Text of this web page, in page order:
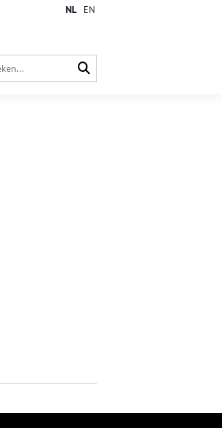
NL EN